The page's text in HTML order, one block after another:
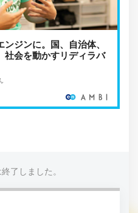
ジンに。国、自治体、
社会を動かすリディラバ
了しました。